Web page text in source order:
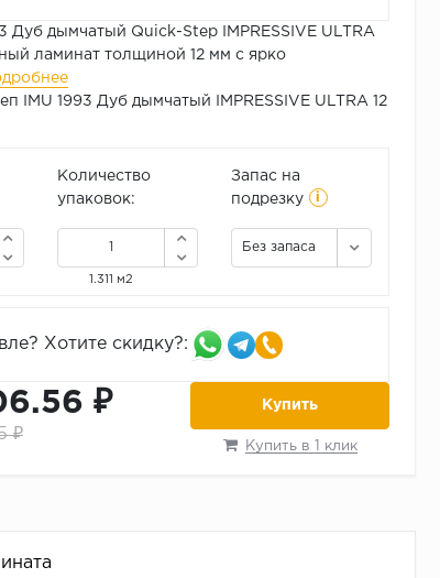
Дуб дымчатый Quick-Step IMPRESSIVE ULTRA
ламинат толщиной 12 мм с ярко
IMU 1993 Дуб дымчатый IMPRESSIVE ULTRA 12
Количество
упаковок:
1.311 м2
Запас на
подрезку
i
Без запаса
Хотите скидку?:
₽
₽
Купить
Купить в 1 клик